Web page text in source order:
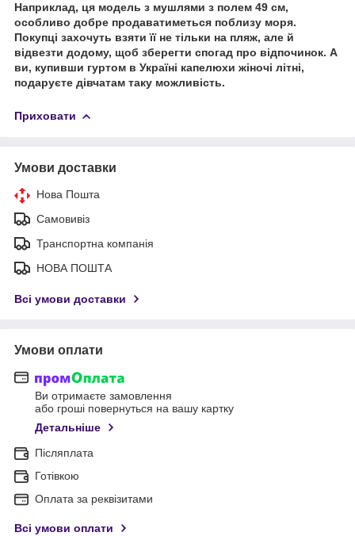
Наприклад, ця модель з мушлями з полем 49 см,
особливо добре продаватиметься поблизу моря.
Покупці захочуть взяти її не тільки на пляж, але й
відвезти додому, щоб зберегти спогад про відпочинок. А
ви, купивши гуртом в Україні капелюхи жіночі літні,
подаруєте дівчатам таку можливість.
Приховати
Умови доставки
Нова Пошта
Самовивіз
Транспортна компанія
НОВА ПОШТА
Всі умови доставки
Умови оплати
Ви отримаєте замовлення
або гроші повернуться на вашу картку
Детальніше
Післяплата
Готівкою
Оплата за реквізитами
Всі умови оплати